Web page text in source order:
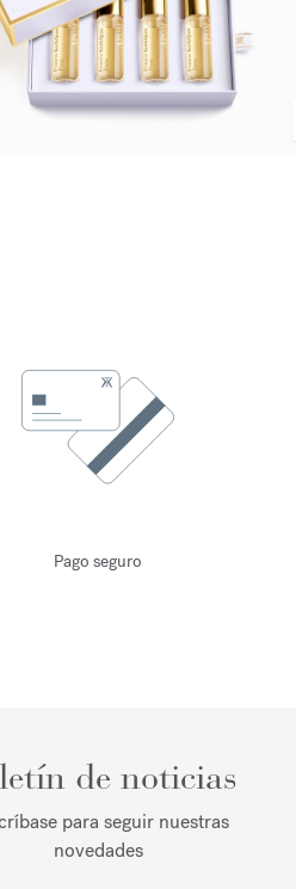
Pago seguro
de noticias
para seguir nuestras
novedades